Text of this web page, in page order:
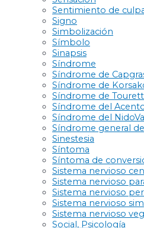
Sentimiento de
Signo
Simbolización
Símbolo
Sinapsis
Síndrome
Síndrome de
Síndrome de
Síndrome de
Síndrome del
Síndrome del
Síndrome general
Sinestesia
Síntoma
Síntoma de
Sistema nervioso
Sistema nervioso
Sistema nervioso
Sistema nervioso
Sistema nervioso
Social, Psicología